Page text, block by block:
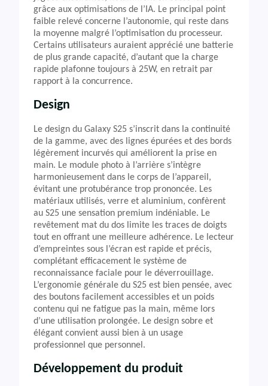
grâce aux optimisations de l’IA. Le principal point
faible relevé concerne l’autonomie, qui reste dans
la moyenne malgré l’optimisation du processeur.
Certains utilisateurs auraient apprécié une batterie
de plus grande capacité, d’autant que la charge
rapide plafonne toujours à 25W, en retrait par
rapport à la concurrence.
Design
Le design du Galaxy S25 s’inscrit dans la continuité
de la gamme, avec des lignes épurées et des bords
légèrement incurvés qui améliorent la prise en
main. Le module photo à l’arrière s’intègre
harmonieusement dans le corps de l’appareil,
évitant une protubérance trop prononcée. Les
matériaux utilisés, verre et aluminium, confèrent
au S25 une sensation premium indéniable. Le
revêtement mat du dos limite les traces de doigts
tout en offrant une meilleure adhérence. Le lecteur
d’empreintes sous l’écran est rapide et précis,
complétant efficacement le système de
reconnaissance faciale pour le déverrouillage.
L’ergonomie générale du S25 est bien pensée, avec
des boutons facilement accessibles et un poids
contenu qui ne fatigue pas la main, même lors
d’une utilisation prolongée. Le design sobre et
élégant convient aussi bien à un usage
professionnel que personnel.
Développement du produit